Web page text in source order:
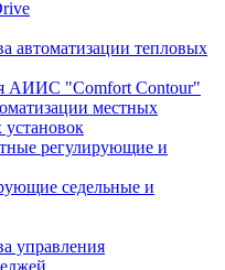
автоматизации тепловых
АИИС "Comfort Contour"
местных
регулирующие и
седельные и
управления